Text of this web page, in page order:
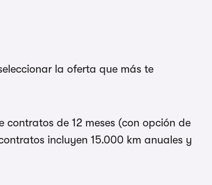
la oferta que más te
de 12 meses (con opción de
incluyen 15.000 km anuales y